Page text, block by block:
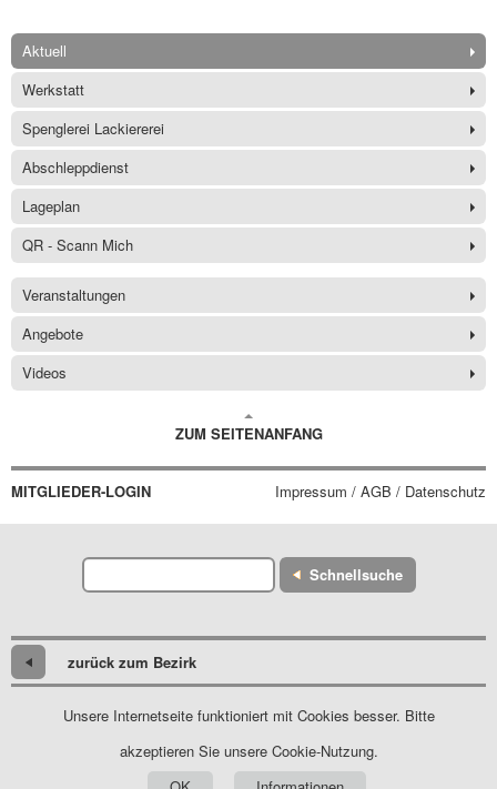
Aktuell
Werkstatt
Spenglerei Lackiererei
Abschleppdienst
Lageplan
QR - Scann Mich
Veranstaltungen
Angebote
Videos
ZUM SEITENANFANG
MITGLIEDER-LOGIN Impressum / AGB / Datenschutz
Schnellsuche
zurück zum Bezirk
Unsere Internetseite funktioniert mit Cookies besser. Bitte
akzeptieren Sie unsere Cookie-Nutzung.